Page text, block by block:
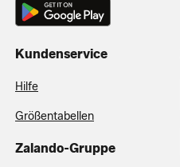
Kundenservice
Hilfe
Größentabellen
Zalando-Gruppe